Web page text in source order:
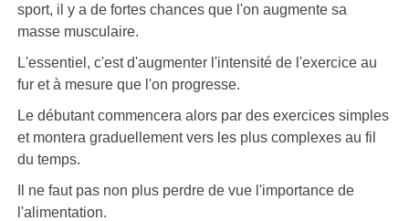
sport, il y a de fortes chances que l'on augmente sa
masse musculaire.
L'essentiel, c'est d'augmenter l'intensité de l'exercice au
fur et à mesure que l'on progresse.
Le débutant commencera alors par des exercices simples
et montera graduellement vers les plus complexes au fil
du temps.
Il ne faut pas non plus perdre de vue l'importance de
l'alimentation.